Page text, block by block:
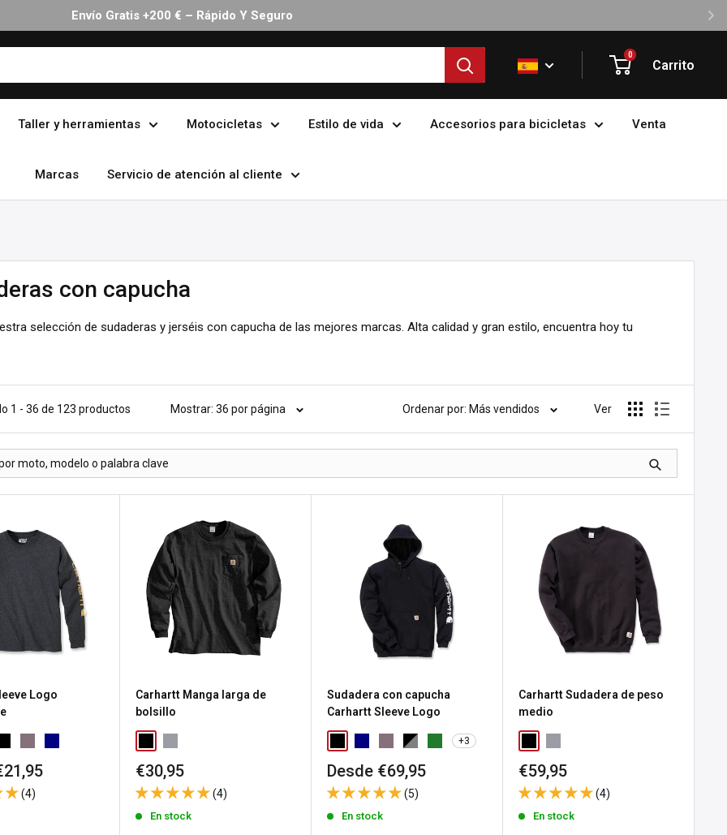
Envío Gratis +200 € – Rápido Y Seguro
0
Carrito
Taller y herramientas Motocicletas Estilo de vida Accesorios para bicicletas Venta
Marcas Servicio de atención al cliente
con capucha
selección de sudaderas y jerséis con capucha de las mejores marcas. Alta calidad y gran estilo, encuentra hoy tu
1 - 36 de 123 productos Mostrar: 36 por página Ordenar por: Más vendidos Ver
Logo
(4)
Carhartt Manga larga de
bolsillo
Precio
de
venta
€30,95
(4)
En stock
Sudadera con capucha
Carhartt Sleeve Logo
+3
Precio
de
venta
Desde €69,95
(5)
En stock
Carhartt Sudadera de peso
medio
Precio
de
venta
€59,95
(4)
En stock